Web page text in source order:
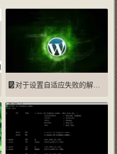
对于设置自适应失败的解决办法